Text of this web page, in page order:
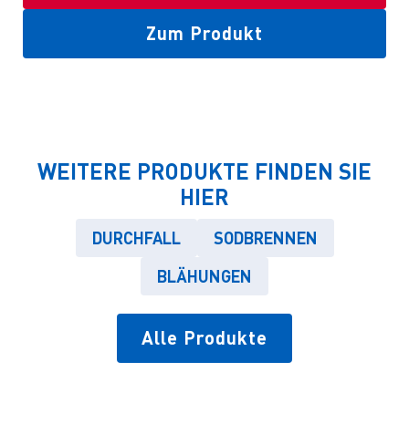
Zum Produkt
WEITERE PRODUKTE FINDEN SIE
HIER
DURCHFALL
SODBRENNEN
BLÄHUNGEN
Alle Produkte